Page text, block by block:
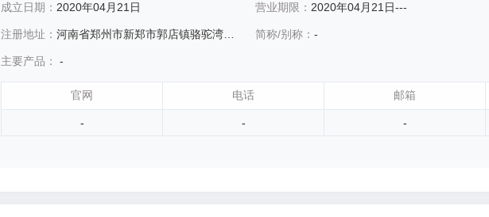
成立日期： 2020年04月21日 营业期限： 2020年04月21日---
注册地址： 河南省郑州市新郑市郭店镇骆驼湾60号 简称/别称： -
主要产品： -
官网 电话 邮箱
- - -